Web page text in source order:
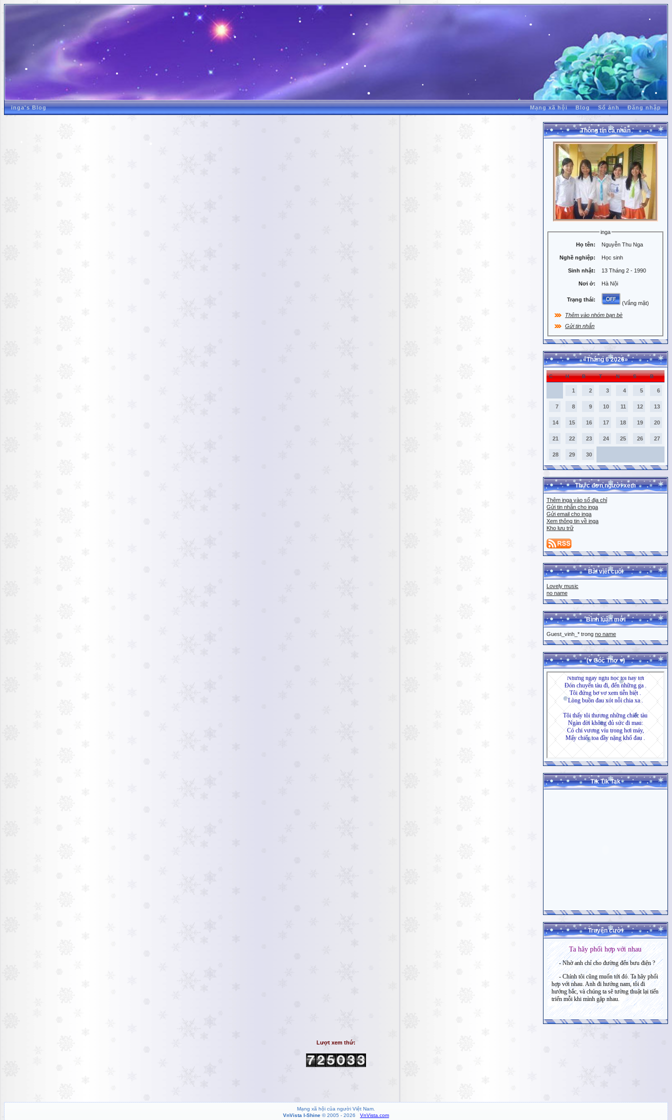
inga's Blog Mạng xã hội Blog Sổ ảnh Đăng nhập
Thông tin cá nhân
inga
Họ tên: Nguyễn Thu Nga
Nghề nghiệp: Học sinh
Sinh nhật: 13 Tháng 2 - 1990
Nơi ở: Hà Nội
Trạng thái:
(Vắng mặt)
Thêm vào nhóm bạn bè
Gửi tin nhắn
«Tháng 6 2026»
C H B T N S B
1 2 3 4 5 6
7 8 9 10 11 12 13
14 15 16 17 18 19 20
21 22 23 24 25 26 27
28 29 30
Thực đơn người xem
Thêm inga vào sổ địa chỉ
Gửi tin nhắn cho inga
Gửi email cho inga
Xem thông tin về inga
Kho lưu trữ
Bài viết cuối
Lovely music
no name
Bình luận mới
Guest_vinh_* trong no name
(♥ Góc Thơ ♥)
Tik Tik Tak
Truyện cười
Lượt xem thứ:
Mạng xã hội của người Việt Nam.
VnVista I-Shine © 2005 - 2026 VnVista.com